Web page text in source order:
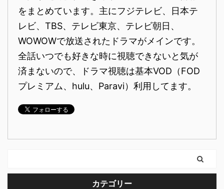
をまとめています。主にフジテレビ、日本テ
レビ、TBS、テレビ東京、テレビ朝日、
WOWOWで放送されたドラマがメインです。
全話いつでも好きな時に視聴できないと気が
済まないので、ドラマ視聴は基本VOD（FOD
プレミアム、hulu、Paravi）利用してます。
カテゴリー